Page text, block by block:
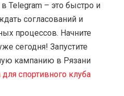
Telegram – это быстро и
согласований и
процессов. Начните
сегодня! Запустите
кампанию в Рязани
спортивного клуба